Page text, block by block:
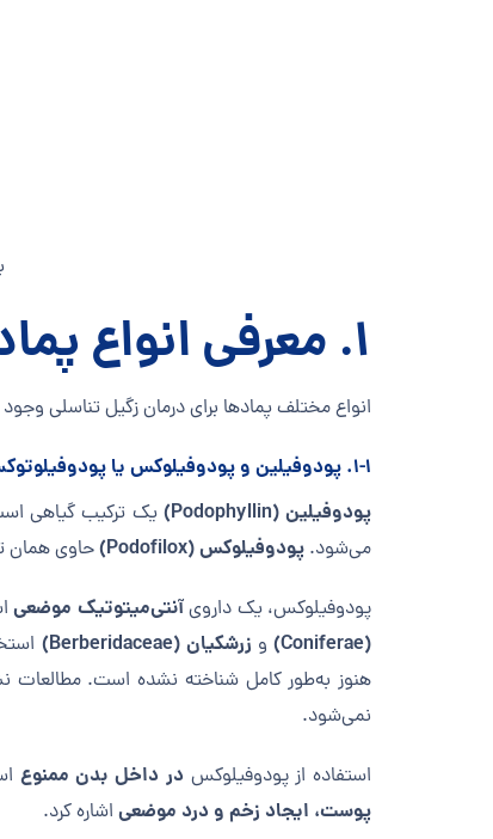
۱. معرفی انواع پماد زگیل تناسلی
انواع مختلف پمادها برای درمان زگیل تناسلی
۱-۱. پودوفیلین و پودوفیلوکس یا پودوفیلوتوکسین
پودوفیلین (Podophyllin)
یک ترکیب گیاهی
می‌شود. پودوفیلوکس (Podofilox) حاوی همان
پودوفیلوکس، یک دارویآنتی‌میتوتیک موضعی
(Coniferae)
و زرشکیان (Berberidaceae)
هنوز به‌طور کامل شناخته نشده است. مطالعات
نمی‌شود.
استفاده از پودوفیلوکس در داخل بدن ممنوع
پوست، ایجاد زخم و درد موضعی اشاره کرد.